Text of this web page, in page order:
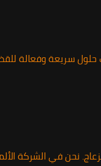
سريعة وفعالة
نحن في الشركة